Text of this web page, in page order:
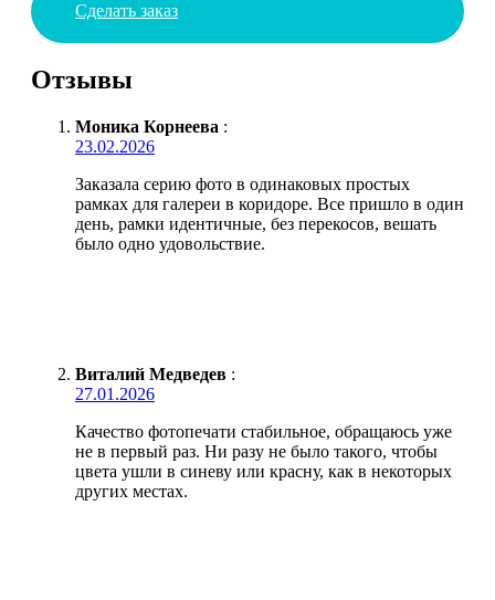
Сделать заказ
Отзывы
Моника Корнеева :
23.02.2026
Заказала серию фото в одинаковых простых
рамках для галереи в коридоре. Все пришло в один
день, рамки идентичные, без перекосов, вешать
было одно удовольствие.
Виталий Медведев :
27.01.2026
Качество фотопечати стабильное, обращаюсь уже
не в первый раз. Ни разу не было такого, чтобы
цвета ушли в синеву или красну, как в некоторых
других местах.